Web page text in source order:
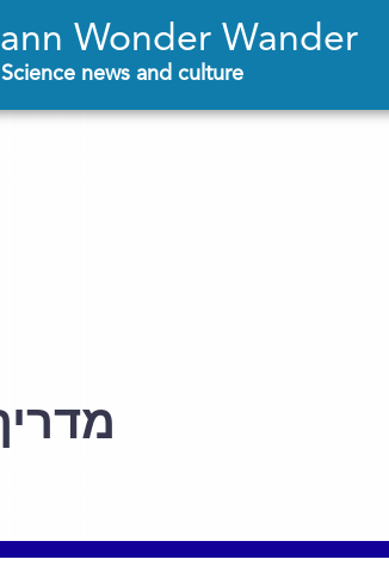
Wonder Wander
Science news and culture